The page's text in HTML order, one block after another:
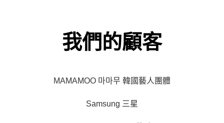
我們的顧客
MAMAMOO 마마무 韓國藝人團體
Samsung 三星